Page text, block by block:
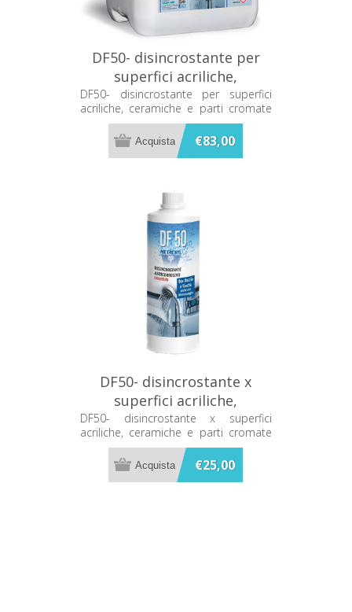
DF50- disincrostante per
superfici acriliche,
ceramiche e parti cromate
5Lt. Metacril 09205001
DF50- disincrostante per superfici
acriliche, ceramiche e parti cromate
5Lt. Metacril 09205001
€83,00
DF50- disincrostante x
superfici acriliche,
ceramiche e parti cromate
500 ml Metacril
DF50- disincrostante x superfici
acriliche, ceramiche e parti cromate
500 ml Metacril
€25,00